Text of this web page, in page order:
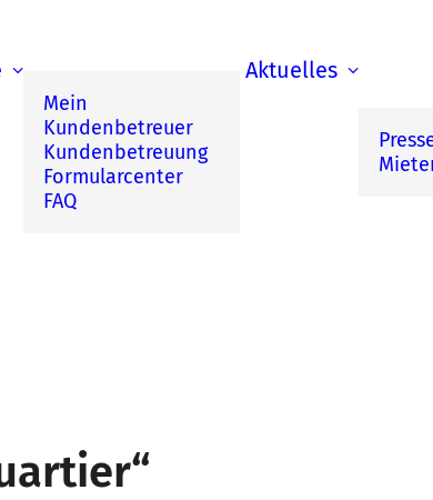
Mein
Kundenbetreuer
Kundenbetreuung
Formularcenter
FAQ
Aktuelles